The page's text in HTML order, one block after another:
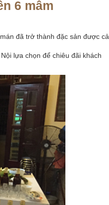
6 mâm
đã trở thành đặc sản được cả
lựa chọn để chiêu đãi khách